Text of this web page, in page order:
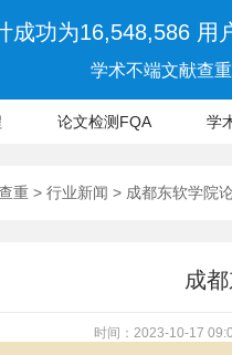
成功为16,548,586 用
学术不端文献查
论文检测FQA 学
重 > 行业新闻 > 成都东软学院
成
时间：2023-10-17